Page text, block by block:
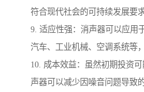
符合现代社会的可持续发展要求
9. 适应性强：消声器可以应用
汽车、工业机械、空调系统等
10. 成本效益：虽然初期投资
声器可以减少因噪音问题导致